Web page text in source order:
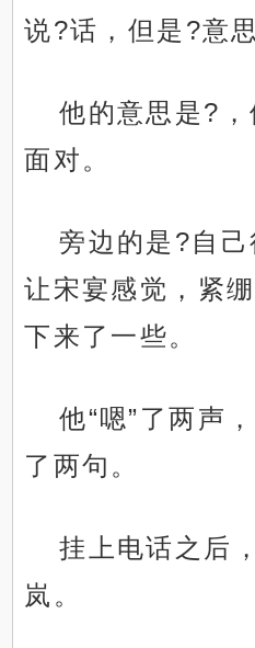
说?话，但是?意
他的意思是?
面对。
旁边的是?自
让宋宴感觉，紧
下来了一些。
他“嗯”了两声
了两句。
挂上电话之后
岚。